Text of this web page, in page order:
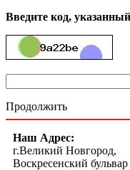
Введите код,
Продолжить
Наш Адрес:
г.Великий Новгород,
Воскресенский